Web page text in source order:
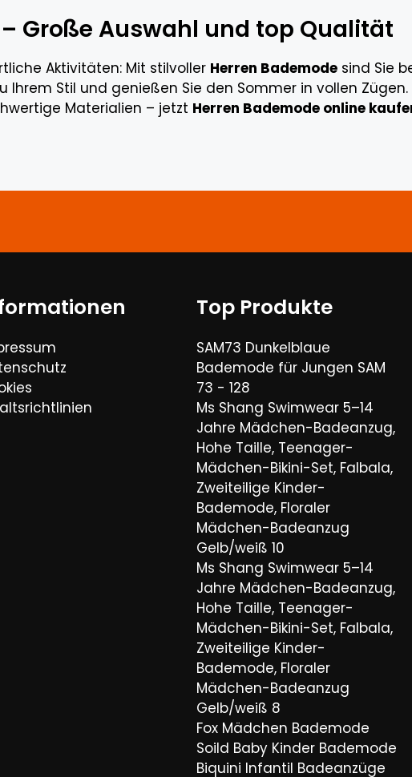
Große Auswahl und top Qualität
Aktivitäten: Mit stilvoller Herren Bademode sind Sie
Stil und genießen Sie den Sommer in vollen Zügen.
Materialien – jetzt Herren Bademode online
Top Produkte
SAM73 Dunkelblaue
Bademode für Jungen SAM
73 - 128
Ms Shang Swimwear 5–14
Jahre Mädchen-Badeanzug,
Hohe Taille, Teenager-
Mädchen-Bikini-Set, Falbala,
Zweiteilige Kinder-
Bademode, Floraler
Mädchen-Badeanzug
Gelb/weiß 10
Ms Shang Swimwear 5–14
Jahre Mädchen-Badeanzug,
Hohe Taille, Teenager-
Mädchen-Bikini-Set, Falbala,
Zweiteilige Kinder-
Bademode, Floraler
Mädchen-Badeanzug
Gelb/weiß 8
Fox Mädchen Bademode
Soild Baby Kinder Bademode
Biquini Infantil Badeanzüge